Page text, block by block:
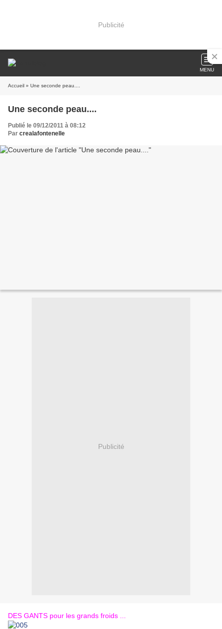
Publicité
MENU
Accueil » Une seconde peau....
Une seconde peau....
Publié le 09/12/2011 à 08:12
Par crealafontenelle
Publicité
DES GANTS pour les grands froids ...